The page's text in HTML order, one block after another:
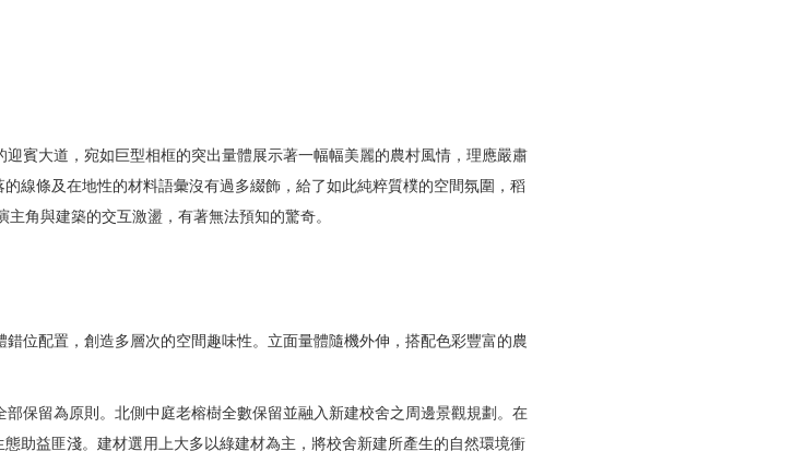
賓大道，宛如巨型相框的突出量體展示著一幅幅美麗的農村風情，理應嚴肅
線條及在地性的材料語彙沒有過多綴飾，給了如此純粹質樸的空間氛圍，稻
角與建築的交互激盪，有著無法預知的驚奇。
位配置，創造多層次的空間趣味性。立面量體隨機外伸，搭配色彩豐富的農
保留為原則。北側中庭老榕樹全數保留並融入新建校舍之周邊景觀規劃。在
助益匪淺。建材選用上大多以綠建材為主，將校舍新建所產生的自然環境衝